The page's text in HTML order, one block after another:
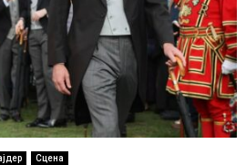
Сцена